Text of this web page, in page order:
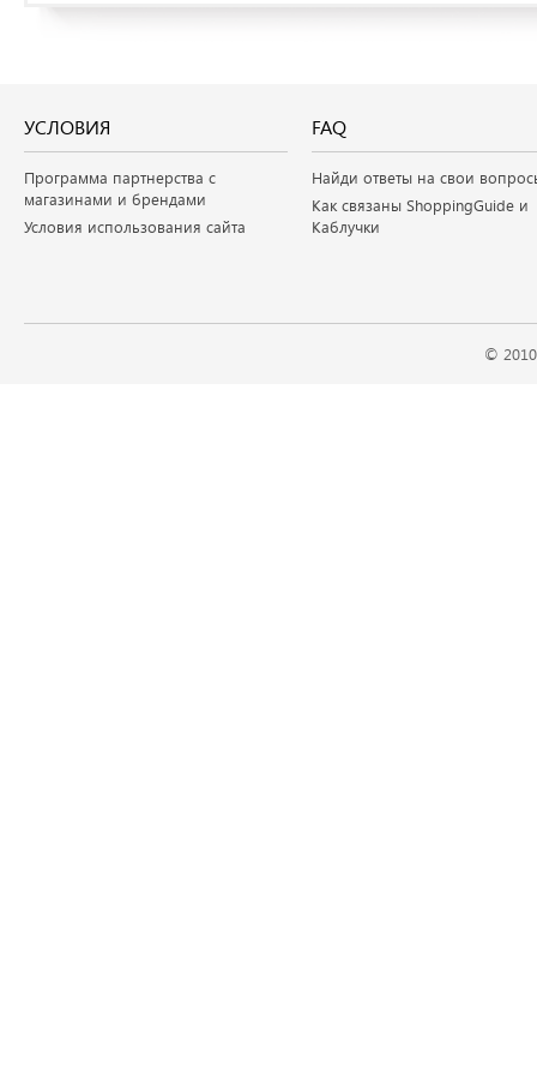
УСЛОВИЯ
Программа партнерства с
магазинами и брендами
Условия использования сайта
FAQ
Найди ответы на свои
Как связаны ShoppingGuide и
Каблучки
©